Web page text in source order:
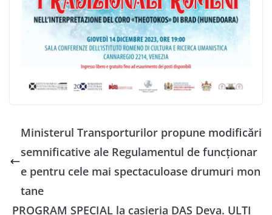
Ministerul Transporturilor propune modificări
semnificative ale Regulamentul de funcționar
e pentru cele mai spectaculoase drumuri mon
tane
PROGRAM SPECIAL la casieria DAS Deva. ULTI